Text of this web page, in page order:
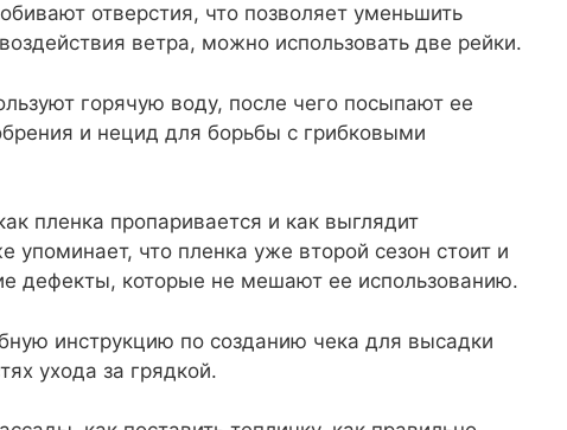
отверстия, что позволяет уменьшить
ветра, можно использовать две рейки.
горячую воду, после чего посыпают ее
и нецид для борьбы с грибковыми
пленка пропаривается и как выглядит
упоминает, что пленка уже второй сезон стоит и
дефекты, которые не мешают ее использованию.
инструкцию по созданию чека для высадки
ухода за грядкой.